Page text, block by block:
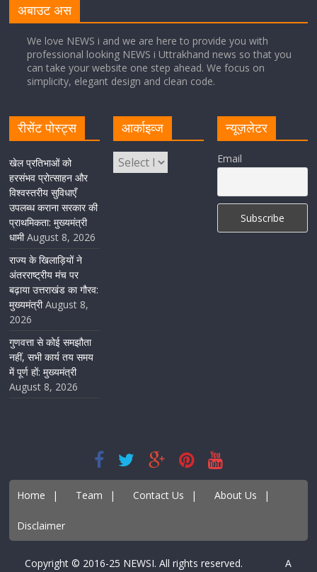
Cabinet Baithak: उत्तराखंड में श्रमिकों को हर महीने 7 तारीख
तक मिलेगी मजदूरी, ओवरटाइम पर मिलेगा दोगुना भुगतान
केंद्रीय रेल मंत्री ने मुख्यमंत्री के अनुरोध पर बनबसा रेलवे स्टेशन पर
अमृतसर–टनकपुर एक्सप्रेस के ठहराव को स्वीकृति
अबाउट अस
We love NEWS i and we are here to provide you with
professional looking NEWS i Uttrakhand news so that you
can take your website one step ahead. We focus on
simplicity, elegant design and clean code.
रीसेंट पोस्ट्स
खेल प्रतिभाओं को
हरसंभव प्रोत्साहन और
विश्वस्तरीय सुविधाएँ
उपलब्ध कराना सरकार की
प्राथमिकता: मुख्यमंत्री
धामी August 8, 2026
राज्य के खिलाड़ियों ने
अंतरराष्ट्रीय मंच पर
बढ़ाया उत्तराखंड का गौरव:
मुख्यमंत्री August 8,
2026
गुणवत्ता से कोई समझौता
नहीं, सभी कार्य तय समय
में पूर्ण हों: मुख्यमंत्री
August 8, 2026
आर्काइव्ज न्यूज़लेटर
Email
Home | Team | Contact Us | About Us |
Disclaimer
Copyright © 2016-25 NEWSI. All rights reserved. A